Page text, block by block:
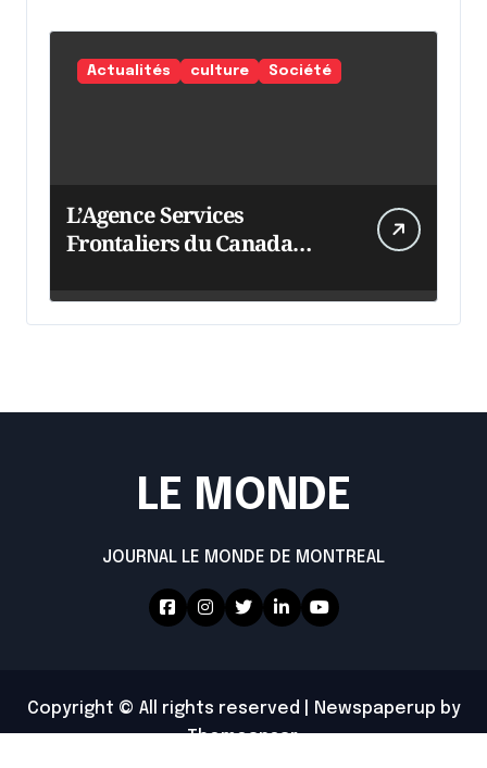
Actualités culture Société
L’Agence Services
Frontaliers du Canada
LE MONDE
JOURNAL LE MONDE DE MONTREAL
Copyright © All rights reserved Newspaperup by
Themeansar.